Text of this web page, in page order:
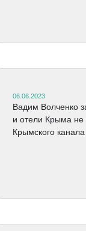
06.06.2023
Вадим Волченко
и отели Крыма не
Крымского канала